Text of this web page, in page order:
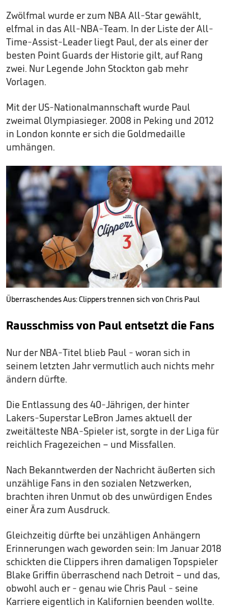
Zwölfmal wurde er zum NBA All-Star gewählt,
elfmal in das All-NBA-Team. In der Liste der All-
Time-Assist-Leader liegt Paul, der als einer der
besten Point Guards der Historie gilt, auf Rang
zwei. Nur Legende John Stockton gab mehr
Vorlagen.
Mit der US-Nationalmannschaft wurde Paul
zweimal Olympiasieger. 2008 in Peking und 2012
in London konnte er sich die Goldmedaille
umhängen.
Überraschendes Aus: Clippers trennen sich von Chris Paul
Rausschmiss von Paul entsetzt die Fans
Nur der NBA-Titel blieb Paul - woran sich in
seinem letzten Jahr vermutlich auch nichts mehr
ändern dürfte.
Die Entlassung des 40-Jährigen, der hinter
Lakers-Superstar LeBron James aktuell der
zweitälteste NBA-Spieler ist, sorgte in der Liga für
reichlich Fragezeichen – und Missfallen.
Nach Bekanntwerden der Nachricht äußerten sich
unzählige Fans in den sozialen Netzwerken,
brachten ihren Unmut ob des unwürdigen Endes
einer Ära zum Ausdruck.
Gleichzeitig dürfte bei unzähligen Anhängern
Erinnerungen wach geworden sein: Im Januar 2018
schickten die Clippers ihren damaligen Topspieler
Blake Griffin überraschend nach Detroit – und das,
obwohl auch er - genau wie Chris Paul - seine
Karriere eigentlich in Kalifornien beenden wollte.